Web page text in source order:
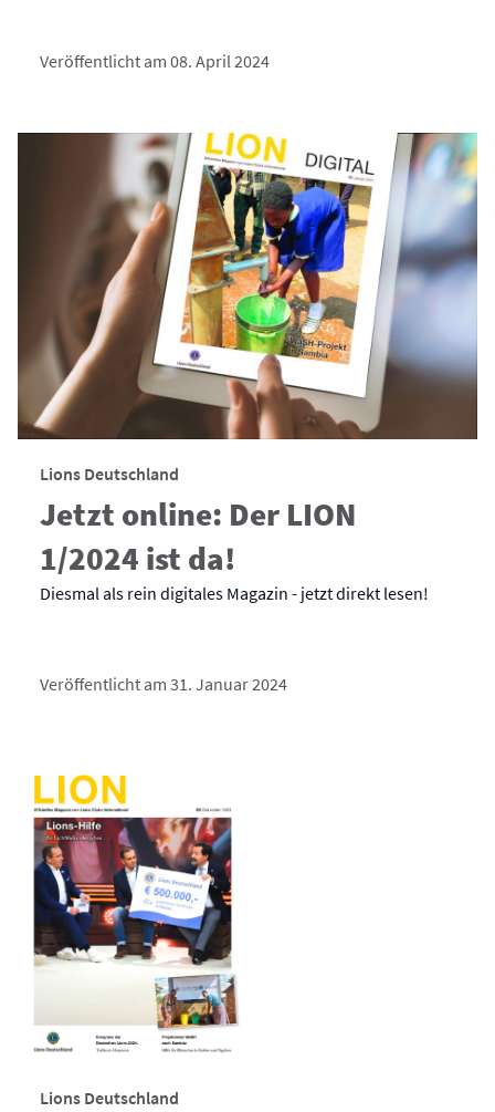
Veröffentlicht am 08. April 2024
Lions Deutschland
Jetzt online: Der LION
1/2024 ist da!
Diesmal als rein digitales Magazin - jetzt direkt lesen!
Veröffentlicht am 31. Januar 2024
Lions Deutschland